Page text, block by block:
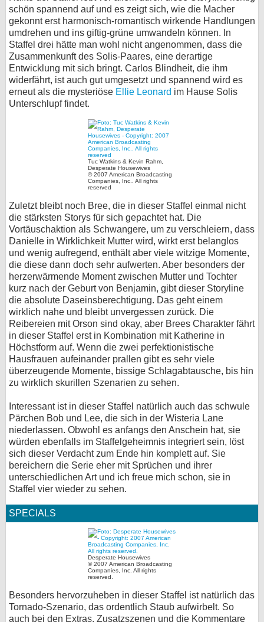
schön spannend auf und es zeigt sich, wie die Macher
gekonnt erst harmonisch-romantisch wirkende Handlungen
umdrehen und ins giftig-grüne umwandeln können. In
Staffel drei hätte man wohl nicht angenommen, dass die
Zusammenkunft des Solis-Paares, eine derartige
Entwicklung mit sich bringt. Carlos Blindheit, die ihm
widerfährt, ist auch gut umgesetzt und spannend wird es
erneut als die mysteriöse Ellie Leonard im Hause Solis
Unterschlupf findet.
Tuc Watkins & Kevin Rahm,
Desperate Housewives
© 2007 American Broadcasting
Companies, Inc.. All rights
reserved
Zuletzt bleibt noch Bree, die in dieser Staffel einmal nicht
die stärksten Storys für sich gepachtet hat. Die
Vortäuschaktion als Schwangere, um zu verschleiern, dass
Danielle in Wirklichkeit Mutter wird, wirkt erst belanglos
und wenig aufregend, enthält aber viele witzige Momente,
die diese dann doch sehr aufwerten. Aber besonders der
herzerwärmende Moment zwischen Mutter und Tochter
kurz nach der Geburt von Benjamin, gibt dieser Storyline
die absolute Daseinsberechtigung. Das geht einem
wirklich nahe und bleibt unvergessen zurück. Die
Reibereien mit Orson sind okay, aber Brees Charakter fährt
in dieser Staffel erst in Kombination mit Katherine in
Höchstform auf. Wenn die zwei perfektionistische
Hausfrauen aufeinander prallen gibt es sehr viele
überzeugende Momente, bissige Schlagabtausche, bis hin
zu wirklich skurillen Szenarien zu sehen.
Interessant ist in dieser Staffel natürlich auch das schwule
Pärchen Bob und Lee, die sich in der Wisteria Lane
niederlassen. Obwohl es anfangs den Anschein hat, sie
würden ebenfalls im Staffelgeheimnis integriert sein, löst
sich dieser Verdacht zum Ende hin komplett auf. Sie
bereichern die Serie eher mit Sprüchen und ihrer
unterschiedlichen Art und ich freue mich schon, sie in
Staffel vier wieder zu sehen.
SPECIALS
Desperate Housewives
© 2007 American Broadcasting
Companies, Inc. All rights
reserved.
Besonders hervorzuheben in dieser Staffel ist natürlich das
Tornado-Szenario, das ordentlich Staub aufwirbelt. So
auch bei den Extras. Zusatzszenen und die Kommentare